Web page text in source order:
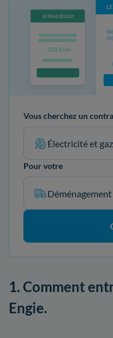
Vous cherchez un
Électricité et gaz
Pour votre
Déménagement
1. Comment
Engie.